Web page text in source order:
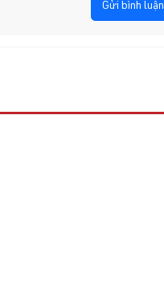
Gửi bình luận